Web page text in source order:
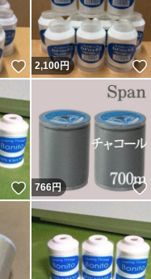
いいね！
2,100円
いいね！
766円